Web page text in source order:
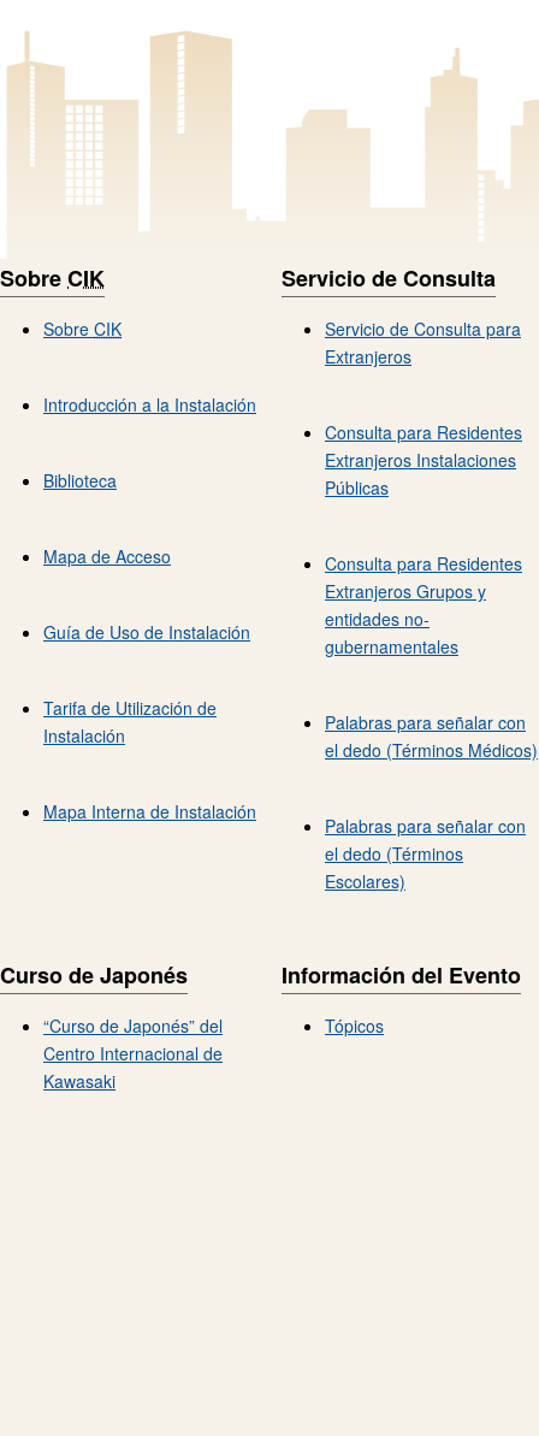
SobreCIK
Sobre CIK
Introducción a la Instalación
Biblioteca
Mapa de Acceso
Guía de Uso de Instalación
Tarifa de Utilización de
Instalación
Mapa Interna de Instalación
Servicio de Consulta
Servicio de Consulta para
Extranjeros
Consulta para Residentes
Extranjeros Instalaciones
Públicas
Consulta para Residentes
Extranjeros Grupos y
entidades no-
gubernamentales
Palabras para señalar con
el dedo (Términos Médicos)
Palabras para señalar con
el dedo (Términos
Escolares)
Curso de Japonés
“Curso de Japonés” del
Centro Internacional de
Kawasaki
Información del Evento
Tópicos